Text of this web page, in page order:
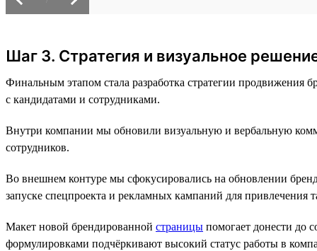
Шаг 3. Стратегия и визуальное
Финальным этапом стала разработка стратегии продвижения
с кандидатами и сотрудниками.
Внутри компании мы обновили визуальную и вербальную
сотрудников.
Во внешнем контуре мы сфокусировались на обновлении
запуске спецпроекта и рекламных кампаний для привлечения
Макет новой брендированной страницы помогает донести до
формулировками подчёркивают высокий статус работы в